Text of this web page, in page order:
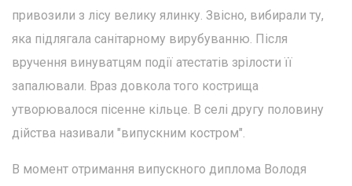
привозили з лісу велику ялинку. Звісно, вибирали ту,
яка підлягала санітарному вирубуванню. Після
вручення винуватцям події атестатів зрілости її
запалювали. Враз довкола того кострища
утворювалося пісенне кільце. В селі другу половину
дійства називали "випускним костром".
В момент отримання випускного диплома Володя